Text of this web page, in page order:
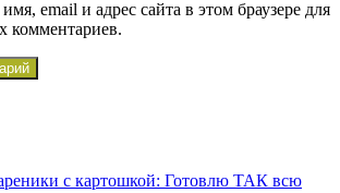
email и адрес сайта в этом браузере для
комментариев.